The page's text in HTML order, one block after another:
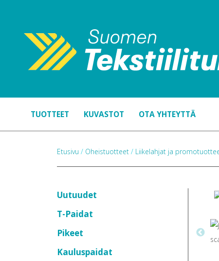
TUOTTEET KUVASTOT OTA YHTEYTTÄ
Etusivu / Oheistuotteet / Liikelahjat ja
Uutuudet
T-Paidat
Pikeet
Kauluspaidat